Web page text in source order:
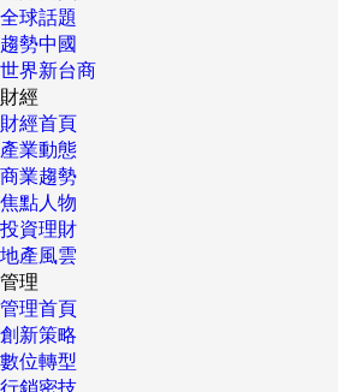
全球話題
趨勢中國
世界新台商
財經
財經首頁
產業動態
商業趨勢
焦點人物
投資理財
地產風雲
管理
管理首頁
創新策略
數位轉型
行銷密技